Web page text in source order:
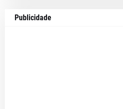
Publicidade